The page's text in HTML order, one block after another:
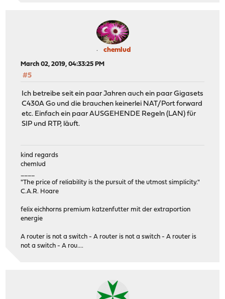
chemlud
March 02, 2019, 04:33:25 PM
#5
Ich betreibe seit ein paar Jahren auch ein paar Gigasets
C430A Go und die brauchen keinerlei NAT/Port forward
etc. Einfach ein paar AUSGEHENDE Regeln (LAN) für
SIP und RTP, läuft.
kind regards
chemlud
"The price of reliability is the pursuit of the utmost simplicity."
C.A.R. Hoare
felix eichhorns premium katzenfutter mit der extraportion
energie
A router is not a switch - A router is not a switch - A router is
not a switch - A rou....